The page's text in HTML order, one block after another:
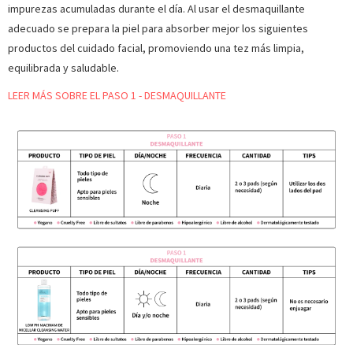
impurezas acumuladas durante el día. Al usar el desmaquillante
adecuado se prepara la piel para absorber mejor los siguientes
productos del cuidado facial, promoviendo una tez más limpia,
equilibrada y saludable.
LEER MÁS SOBRE EL PASO 1 - DESMAQUILLANTE